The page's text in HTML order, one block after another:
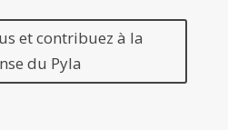
et contribuez à la
du Pyla